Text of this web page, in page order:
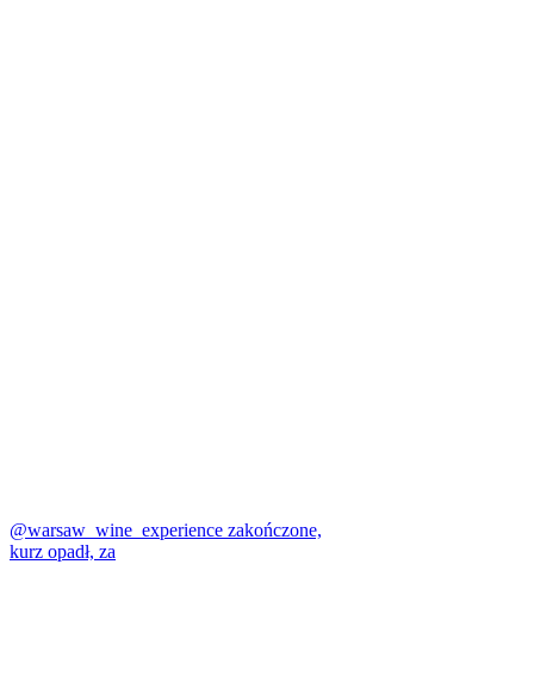
@warsaw_wine_experience zakończone,
kurz opadł, za